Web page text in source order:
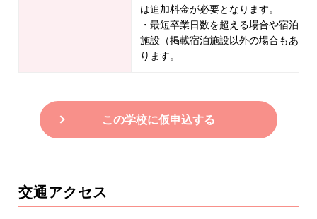
は追加料金が必要となります。
・最短卒業日数を超える場合や宿泊施
施設（掲載宿泊施設以外の場合もあり
ります。
この学校に仮申込する
交通アクセス